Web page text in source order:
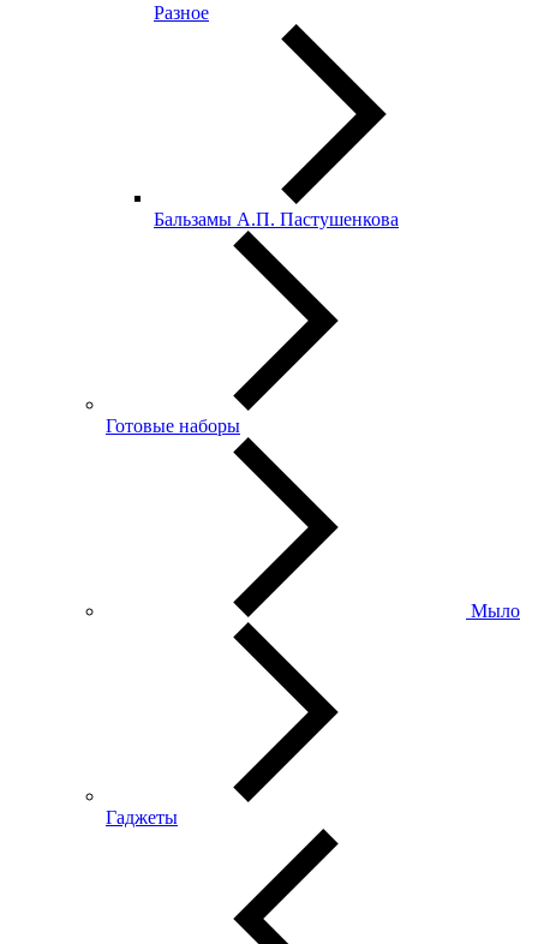
Разное
Бальзамы А.П. Пастушенкова
Готовые наборы
Мыло
Гаджеты